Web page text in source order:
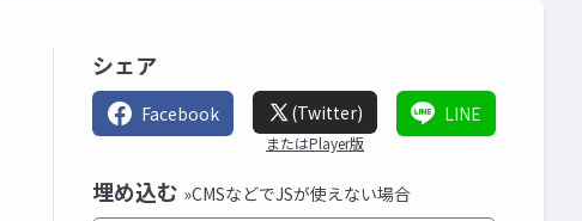
シェア
Facebook (Twitter)
またはPlayer版
LINE
埋め込む »CMSなどでJSが使えない場合